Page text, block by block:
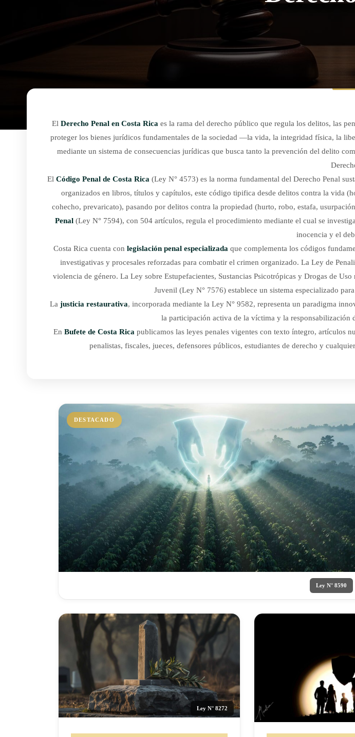
El Derecho Penal en Costa Rica es la rama del derecho público que regula los delitos, las
proteger los bienes jurídicos fundamentales de la sociedad —la vida, la integridad física, la
mediante un sistema de consecuencias jurídicas que busca tanto la prevención del delito
El Código Penal de Costa Rica (Ley N° 4573) es la norma fundamental del Derecho Penal
organizados en libros, títulos y capítulos, este código tipifica desde delitos contra la vida
cohecho, prevaricato), pasando por delitos contra la propiedad (hurto, robo, estafa,
Penal (Ley N° 7594), con 504 artículos, regula el procedimiento mediante el cual se
inocencia y el
Costa Rica cuenta con legislación penal especializada que complementa los códigos
investigativas y procesales reforzadas para combatir el crimen organizado. La Ley de
violencia de género. La Ley sobre Estupefacientes, Sustancias Psicotrópicas y Drogas de
Juvenil (Ley N° 7576) establece un sistema especializado
La justicia restaurativa, incorporada mediante la Ley N° 9582, representa un paradigma
la participación activa de la víctima y la responsabilización
En Bufete de Costa Rica publicamos las leyes penales vigentes con texto íntegro, artículos
penalistas, fiscales, jueces, defensores públicos, estudiantes de derecho y
DESTACADO
Ley N° 8590
Ley N° 8272